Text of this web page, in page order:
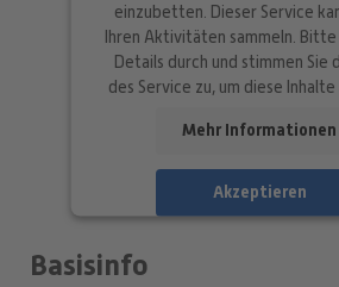
einzubetten. Dieser Service
Ihren Aktivitäten sammeln. Bitte
Details durch und stimmen Sie
des Service zu, um diese Inhalte
Mehr Informationen
Akzeptieren
Basisinfo